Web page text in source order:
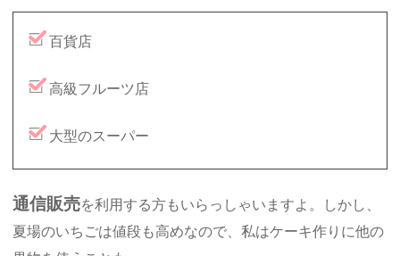
百貨店
高級フルーツ店
大型のスーパー
通信販売を利用する方もいらっしゃいますよ。しかし、
夏場のいちごは値段も高めなので、私はケーキ作りに他の